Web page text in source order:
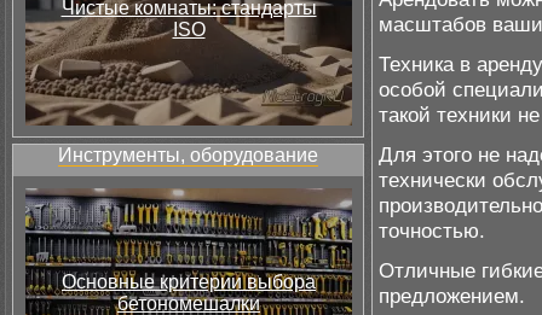
Чистые комнаты: стандарты
ISO
Инструменты, оборудование
Основные критерии выбора
бетономешалки
масштабов
Техника в
особой
такой техники
Для этого не
технически
точностью.
Отличные
предложением.